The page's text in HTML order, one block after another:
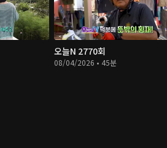
오늘N 2770회
08/04/2026 • 45분